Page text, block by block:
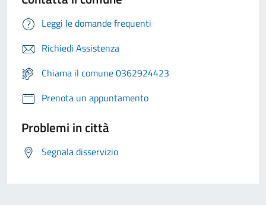
Leggi le domande frequenti
Richiedi Assistenza
Chiama il comune 0362924423
Prenota un appuntamento
Problemi in città
Segnala disservizio